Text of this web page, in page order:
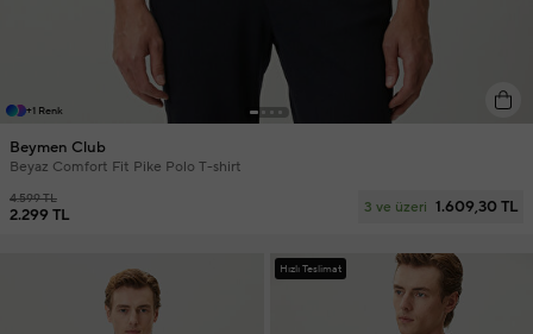
+1 Renk
Beymen Club
Beyaz Comfort Fit Pike Polo T-shirt
4.599 TL
2.299 TL 3 ve üzeri 1.609,30 TL
Hızlı Teslimat